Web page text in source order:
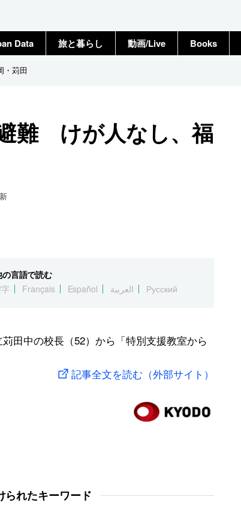
Data 旅と暮らし 動画/Live Books
・苅田
難 けが人なし、福
の言語で読む
Français Español العربية Русский
田中の校長（52）から「特別支援教室から
記事全文を読む（外部サイト）
られたキーワード